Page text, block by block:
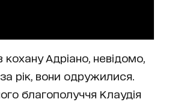
Адріано, невідомо,
рік, вони одружилися.
благополуччя Клаудія